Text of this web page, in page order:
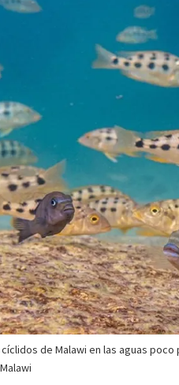
cíclidos de Malawi en las aguas